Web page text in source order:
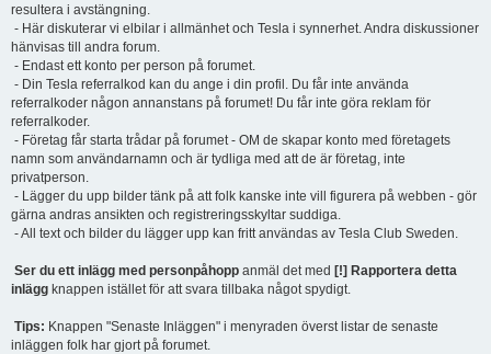
resultera i avstängning.
- Här diskuterar vi elbilar i allmänhet och Tesla i synnerhet. Andra diskussioner
hänvisas till andra forum.
- Endast ett konto per person på forumet.
- Din Tesla referralkod kan du ange i din profil. Du får inte använda
referralkoder någon annanstans på forumet! Du får inte göra reklam för
referralkoder.
- Företag får starta trådar på forumet - OM de skapar konto med företagets
namn som användarnamn och är tydliga med att de är företag, inte
privatperson.
- Lägger du upp bilder tänk på att folk kanske inte vill figurera på webben - gör
gärna andras ansikten och registreringsskyltar suddiga.
- All text och bilder du lägger upp kan fritt användas av Tesla Club Sweden.
Ser du ett inlägg med personpåhopp anmäl det med [!] Rapportera detta
inlägg knappen istället för att svara tillbaka något spydigt.
Tips: Knappen "Senaste Inläggen" i menyraden överst listar de senaste
inläggen folk har gjort på forumet.